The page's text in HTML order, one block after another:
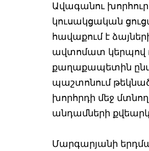
Ավագանու
կուսակցական
հավաքում է
ավտոմատ կերպով
քաղաքապետին
պաշտոնում
խորհրդի մեջ
անդամների
Մարգարյանի